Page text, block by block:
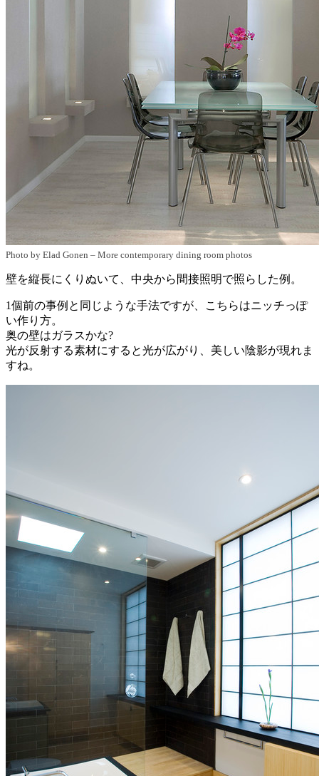
Photo by Elad Gonen – More contemporary dining room photos
壁を縦長にくりぬいて、中央から間接照明で照らした例。
1個前の事例と同じような手法ですが、こちらはニッチっぽ
い作り方。
奥の壁はガラスかな?
光が反射する素材にすると光が広がり、美しい陰影が現れま
すね。